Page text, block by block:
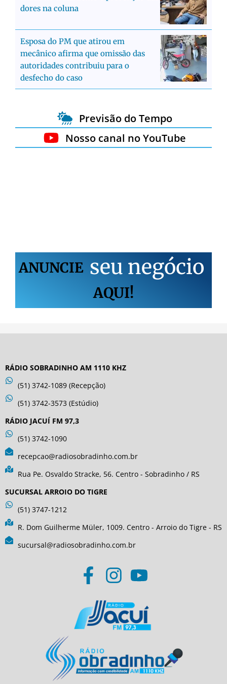
dores na coluna
Esposa do PM que atirou em
mecânico afirma que omissão das
autoridades contribuiu para o
desfecho do caso
Previsão do Tempo
Nosso canal no YouTube
ANUNCIE seu negócio
AQUI!
RÁDIO SOBRADINHO AM 1110 KHZ
(51) 3742-1089 (Recepção)
(51) 3742-3573 (Estúdio)
RÁDIO JACUÍ FM 97,3
(51) 3742-1090
recepcao@radiosobradinho.com.br
Rua Pe. Osvaldo Stracke, 56. Centro - Sobradinho / RS
SUCURSAL ARROIO DO TIGRE
(51) 3747-1212
R. Dom Guilherme Müler, 1009. Centro - Arroio do Tigre - RS
sucursal@radiosobradinho.com.br